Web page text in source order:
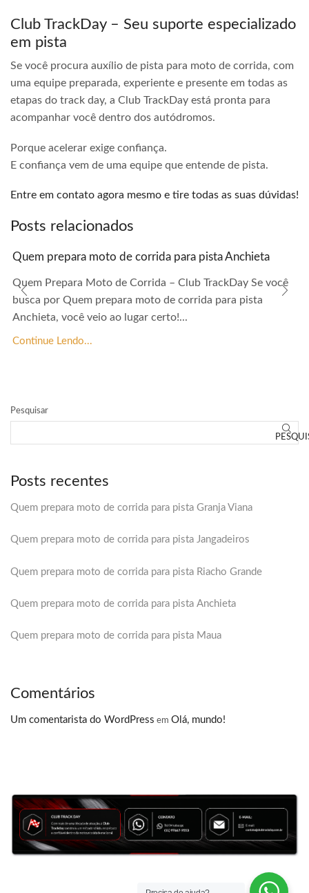
Club TrackDay – Seu suporte especializado
em pista
Se você procura auxílio de pista para moto de corrida, com
uma equipe preparada, experiente e presente em todas as
etapas do track day, a Club TrackDay está pronta para
acompanhar você dentro dos autódromos.
Porque acelerar exige confiança.
E confiança vem de uma equipe que entende de pista.
Entre em contato agora mesmo e tire todas as suas dúvidas!
Posts relacionados
Quem prepara moto de corrida para pista Anchieta
Quem Prepara Moto de Corrida – Club TrackDay Se você
busca por Quem prepara moto de corrida para pista
Anchieta, você veio ao lugar certo!...
Continue Lendo...
Pesquisar
Posts recentes
Quem prepara moto de corrida para pista Granja Viana
Quem prepara moto de corrida para pista Jangadeiros
Quem prepara moto de corrida para pista Riacho Grande
Quem prepara moto de corrida para pista Anchieta
Quem prepara moto de corrida para pista Maua
Comentários
Um comentarista do WordPress em Olá, mundo!